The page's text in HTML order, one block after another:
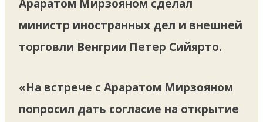
Араратом Мирзояном сделал
министр иностранных дел и внешней
торговли Венгрии Петер Сийярто.
«На встрече с Араратом Мирзояном
попросил дать согласие на открытие